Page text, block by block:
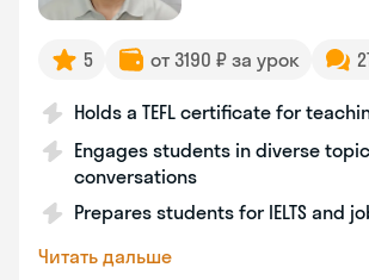
5 от 3190 ₽ за урок
Holds a TEFL certificate for
Engages students in diverse
conversations
Prepares students for IELTS and
Читать дальше